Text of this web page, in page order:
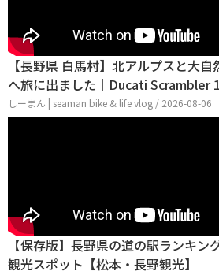
【長野県 白馬村】北アルプスと大
へ旅に出ました｜Ducati Scrambler
しーまん | seaman bike & life vlog / 2026-08-06
【保存版】長野県の道の駅ランキン
観光スポット【松本・長野観光】